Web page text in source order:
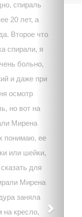
спираль
20 лет, а
Второе что
спирали, я
больно,
и даже при
осмотр
но вот на
Мирена
понимаю, ее
или шейки,
для
Мирена
заняла
на кресло,